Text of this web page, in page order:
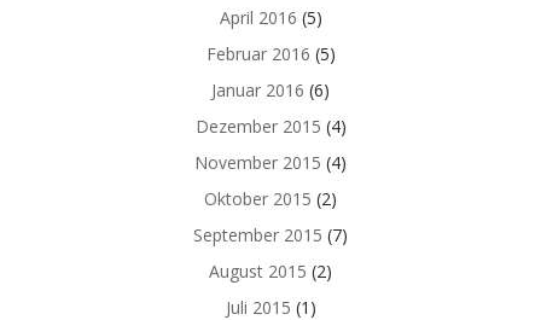
April 2016 (5)
Februar 2016 (5)
Januar 2016 (6)
Dezember 2015 (4)
November 2015 (4)
Oktober 2015 (2)
September 2015 (7)
August 2015 (2)
Juli 2015 (1)